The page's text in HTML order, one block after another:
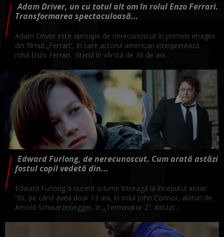
Adam Driver, un cu totul alt om în rolul Enzo Ferrari.
Transformarea spectaculoasă...
Adam Driver este aproape de nerecunoscut în primele imagini
din filmul „Ferrari”, în care actorul american interpretează
rolul Enzo Ferrari. Starul în vârstă de 38 de ani...
Edward Furlong, de nerecunoscut. Cum arată astăzi
fostul copil vedetă din...
Edward Furlong a cucerit o lume întreagă la începutul anilor
'90, pe când avea doar 13 ani, în rolul John Connor, alături de
Arnold Schwarzenegger, în „Terminator 2”. Astăzi...